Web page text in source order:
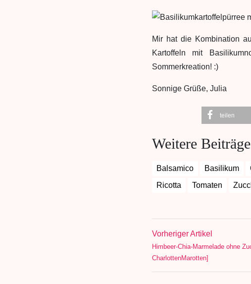
Mir hat die Kombination
Kartoffeln mit
Sommerkreation! :)
Sonnige Grüße, Julia
teilen
Weitere
Balsamico Basilikum
Ricotta
Tomaten
Vorheriger Artikel
Himbeer-Chia-Marmelade ohne
CharlottenMarotten]